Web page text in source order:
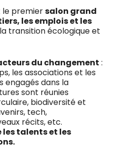
le premiersalon grand
les emplois et les
transition écologique et
du changement :
les associations et les
engagés dans la
sont réunies
biodiversité et
tech,
récits, etc.
les talents et les